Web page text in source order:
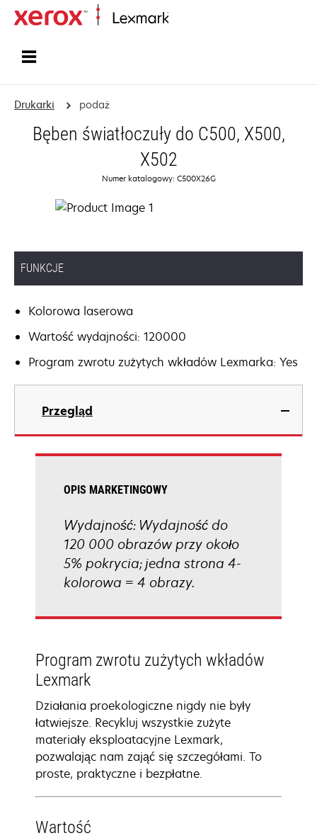
Drukarki podaż
Bęben światłoczuły do C500, X500,
X502
Numer katalogowy: C500X26G
FUNKCJE
Kolorowa laserowa
Wartość wydajności: 120000
Program zwrotu zużytych wkładów Lexmarka: Yes
Przegląd
OPIS MARKETINGOWY
Wydajność: Wydajność do
120 000 obrazów przy około
5% pokrycia; jedna strona 4-
kolorowa = 4 obrazy.
Program zwrotu zużytych wkładów
Lexmark
Działania proekologiczne nigdy nie były
łatwiejsze. Recykluj wszystkie zużyte
materiały eksploatacyjne Lexmark,
pozwalając nam zająć się szczegółami. To
proste, praktyczne i bezpłatne.
Wartość